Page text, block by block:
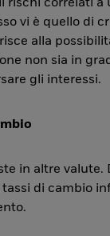
rischi correlati
vi è quello di
alla
non sia in
gli interessi.
in altre valute.
di cambio